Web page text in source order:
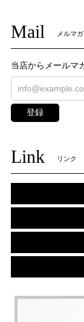
Mail メルマガ
当店からメールマ
登録
Link リンク